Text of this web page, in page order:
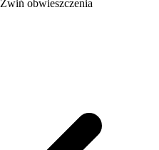
Zwiń obwieszczenia